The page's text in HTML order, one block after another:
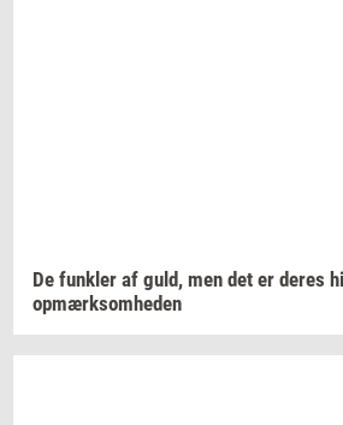
De funk­ler af guld, men det er deres
op­mærk­som­he­den